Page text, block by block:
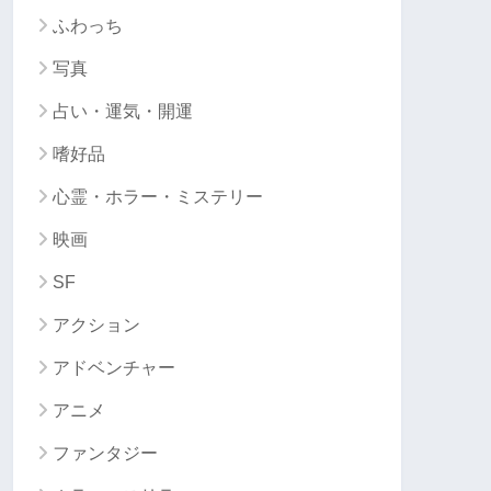
ふわっち
写真
占い・運気・開運
嗜好品
心霊・ホラー・ミステリー
映画
SF
アクション
アドベンチャー
アニメ
ファンタジー